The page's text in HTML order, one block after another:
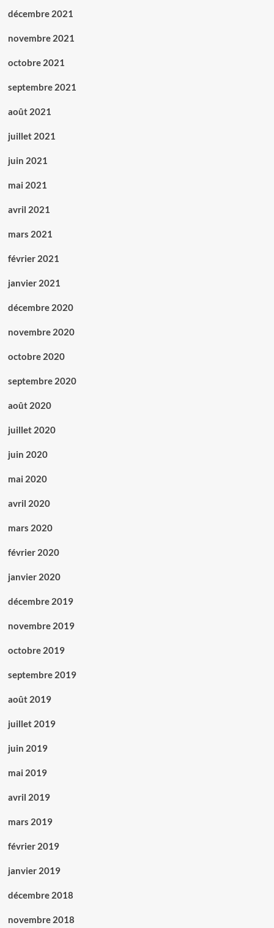
décembre 2021
novembre 2021
octobre 2021
septembre 2021
août 2021
juillet 2021
juin 2021
mai 2021
avril 2021
mars 2021
février 2021
janvier 2021
décembre 2020
novembre 2020
octobre 2020
septembre 2020
août 2020
juillet 2020
juin 2020
mai 2020
avril 2020
mars 2020
février 2020
janvier 2020
décembre 2019
novembre 2019
octobre 2019
septembre 2019
août 2019
juillet 2019
juin 2019
mai 2019
avril 2019
mars 2019
février 2019
janvier 2019
décembre 2018
novembre 2018